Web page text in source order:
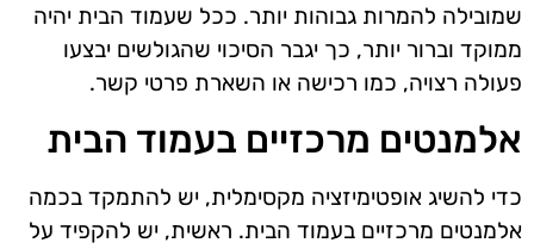
שמובילה להמרות גבוהות יותר. ככל שעמוד הבית יהיה
ממוקד וברור יותר, כך יגבר הסיכוי שהגולשים יבצעו
פעולה רצויה, כמו רכישה או השארת פרטי קשר.
אלמנטים מרכזיים בעמוד הבית
כדי להשיג אופטימיזציה מקסימלית, יש להתמקד בכמה
אלמנטים מרכזיים בעמוד הבית. ראשית, יש להקפיד על